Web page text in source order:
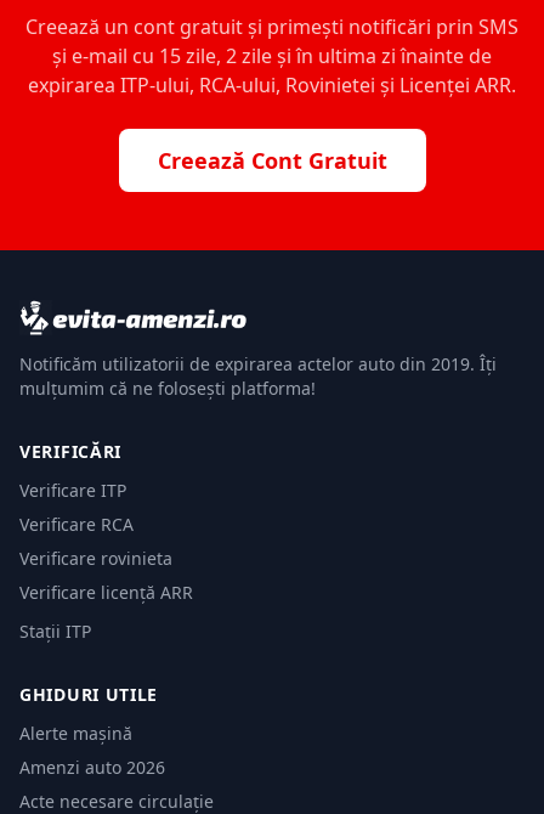
Creează un cont gratuit și primești notificări prin SMS
și e-mail cu 15 zile, 2 zile și în ultima zi înainte de
expirarea ITP-ului, RCA-ului, Rovinietei și Licenței ARR.
Creează Cont Gratuit
Notificăm utilizatorii de expirarea actelor auto din 2019. Îți
mulțumim că ne folosești platforma!
VERIFICĂRI
Verificare ITP
Verificare RCA
Verificare rovinieta
Verificare licență ARR
Stații ITP
GHIDURI UTILE
Alerte mașină
Amenzi auto 2026
Acte necesare circulație